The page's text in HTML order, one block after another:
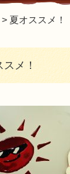
> 夏オススメ！
メ！